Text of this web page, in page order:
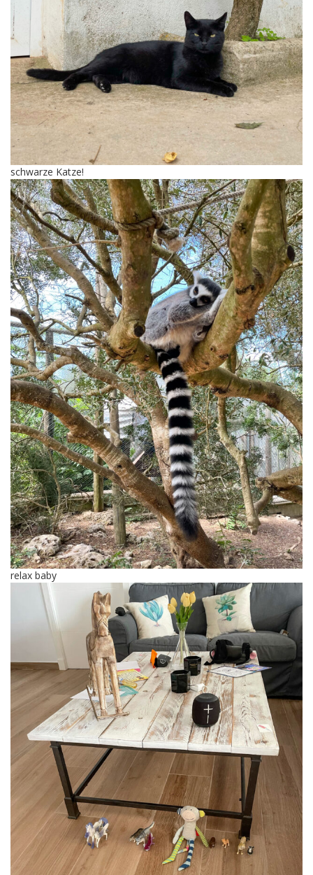
schwarze Katze!
relax baby